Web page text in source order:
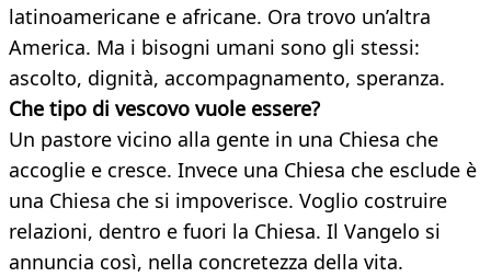
latinoamericane e africane. Ora trovo un’altra
America. Ma i bisogni umani sono gli stessi:
ascolto, dignità, accompagnamento, speranza.
Che tipo di vescovo vuole essere?
Un pastore vicino alla gente in una Chiesa che
accoglie e cresce. Invece una Chiesa che esclude è
una Chiesa che si impoverisce. Voglio costruire
relazioni, dentro e fuori la Chiesa. Il Vangelo si
annuncia così, nella concretezza della vita.